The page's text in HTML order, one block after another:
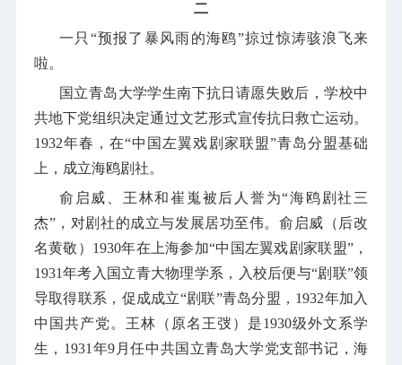
二
一只“预报了暴风雨的海鸥”掠过惊涛骇浪飞来
啦。
国立青岛大学学生南下抗日请愿失败后，学校中
共地下党组织决定通过文艺形式宣传抗日救亡运动。
1932年春，在“中国左翼戏剧家联盟”青岛分盟基础
上，成立海鸥剧社。
俞启威、王林和崔嵬被后人誉为“海鸥剧社三
杰”，对剧社的成立与发展居功至伟。俞启威（后改
名黄敬） 1930年在上海参加“中国左翼戏剧家联盟”，
1931年考入国立青大物理学系，入校后便与“剧联”领
导取得联系，促成成立“剧联”青岛分盟， 1932年加入
中国共产党。王林（原名王弢）是1930级外文系学
生， 1931 年9 月任中共国立青岛大学党支部书记，海